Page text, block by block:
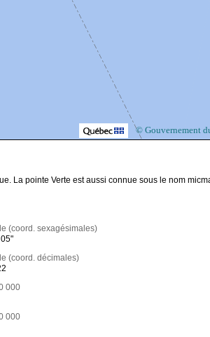
© Gouvernement
La pointe Verte est aussi connue sous le nom
sexagésimales)
décimales)
000
000